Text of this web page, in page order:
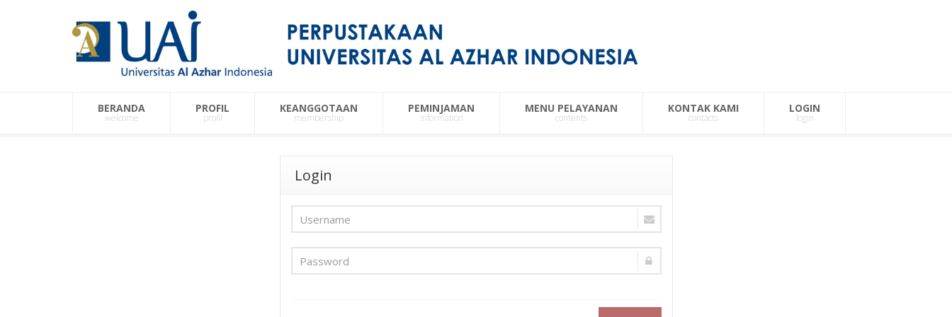
BERANDA
welcome
PROFIL
profil
KEANGGOTAAN
membership
PEMINJAMAN
information
MENU PELAYANAN
contents
KONTAK KAMI
contacts
LOGIN
login
Login